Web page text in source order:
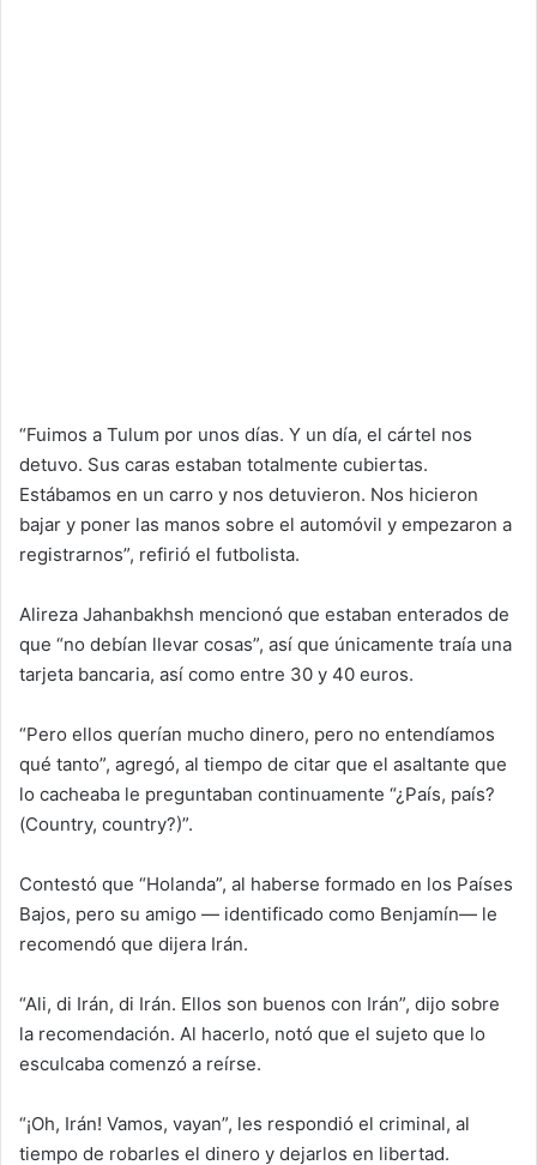
“Fuimos a Tulum por unos días. Y un día, el cártel nos
detuvo. Sus caras estaban totalmente cubiertas.
Estábamos en un carro y nos detuvieron. Nos hicieron
bajar y poner las manos sobre el automóvil y empezaron a
registrarnos”, refirió el futbolista.
Alireza Jahanbakhsh mencionó que estaban enterados de
que “no debían llevar cosas”, así que únicamente traía una
tarjeta bancaria, así como entre 30 y 40 euros.
“Pero ellos querían mucho dinero, pero no entendíamos
qué tanto”, agregó, al tiempo de citar que el asaltante que
lo cacheaba le preguntaban continuamente “¿País, país?
(Country, country?)”.
Contestó que “Holanda”, al haberse formado en los Países
Bajos, pero su amigo — identificado como Benjamín— le
recomendó que dijera Irán.
“Ali, di Irán, di Irán. Ellos son buenos con Irán”, dijo sobre
la recomendación. Al hacerlo, notó que el sujeto que lo
esculcaba comenzó a reírse.
“¡Oh, Irán! Vamos, vayan”, les respondió el criminal, al
tiempo de robarles el dinero y dejarlos en libertad.